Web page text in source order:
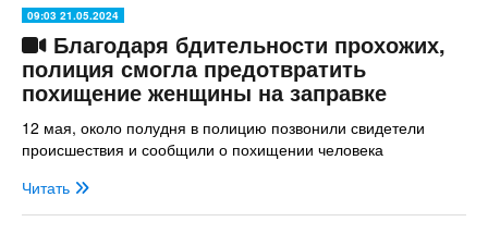
09:03 21.05.2024
Благодаря бдительности прохожих,
полиция смогла предотвратить
похищение женщины на заправке
12 мая, около полудня в полицию позвонили свидетели
происшествия и сообщили о похищении человека
Читать